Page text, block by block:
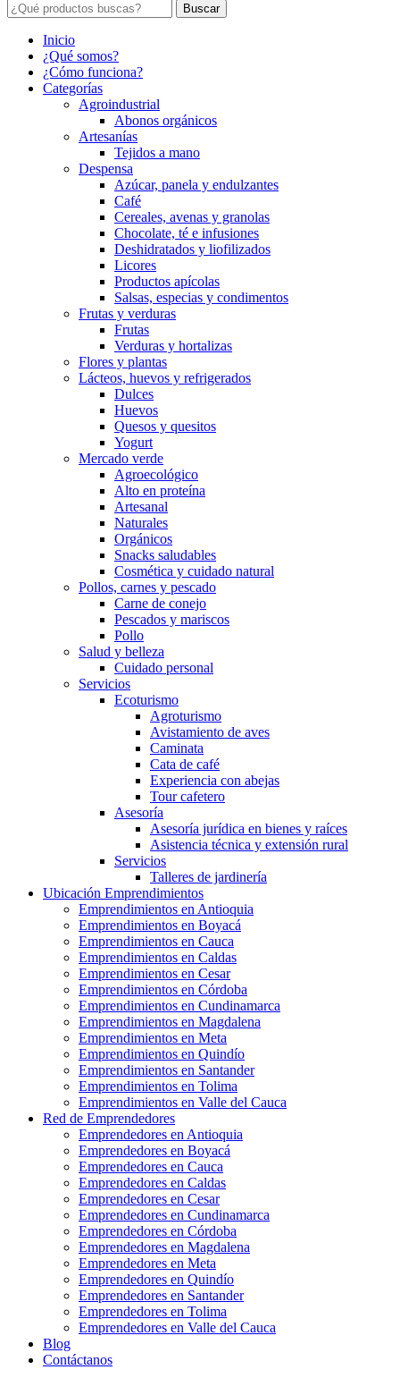
Buscar
Inicio
¿Qué somos?
¿Cómo funciona?
Categorías
Agroindustrial
Abonos orgánicos
Artesanías
Tejidos a mano
Despensa
Azúcar, panela y endulzantes
Café
Cereales, avenas y granolas
Chocolate, té e infusiones
Deshidratados y liofilizados
Licores
Productos apícolas
Salsas, especias y condimentos
Frutas y verduras
Frutas
Verduras y hortalizas
Flores y plantas
Lácteos, huevos y refrigerados
Dulces
Huevos
Quesos y quesitos
Yogurt
Mercado verde
Agroecológico
Alto en proteína
Artesanal
Naturales
Orgánicos
Snacks saludables
Cosmética y cuidado natural
Pollos, carnes y pescado
Carne de conejo
Pescados y mariscos
Pollo
Salud y belleza
Cuidado personal
Servicios
Ecoturismo
Agroturismo
Avistamiento de aves
Caminata
Cata de café
Experiencia con abejas
Tour cafetero
Asesoría
Asesoría jurídica en bienes y raíces
Asistencia técnica y extensión rural
Servicios
Talleres de jardinería
Ubicación Emprendimientos
Emprendimientos en Antioquia
Emprendimientos en Boyacá
Emprendimientos en Cauca
Emprendimientos en Caldas
Emprendimientos en Cesar
Emprendimientos en Córdoba
Emprendimientos en Cundinamarca
Emprendimientos en Magdalena
Emprendimientos en Meta
Emprendimientos en Quindío
Emprendimientos en Santander
Emprendimientos en Tolima
Emprendimientos en Valle del Cauca
Red de Emprendedores
Emprendedores en Antioquia
Emprendedores en Boyacá
Emprendedores en Cauca
Emprendedores en Caldas
Emprendedores en Cesar
Emprendedores en Cundinamarca
Emprendedores en Córdoba
Emprendedores en Magdalena
Emprendedores en Meta
Emprendedores en Quindío
Emprendedores en Santander
Emprendedores en Tolima
Emprendedores en Valle del Cauca
Blog
Contáctanos